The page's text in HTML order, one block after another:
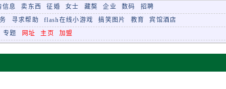
信息 卖东西 征婚 女士 藏獒 企业 数码
招聘
寻求帮助 flash在线小游戏 搞笑图片 教育
宾馆酒店
专题 网址 主页 加盟